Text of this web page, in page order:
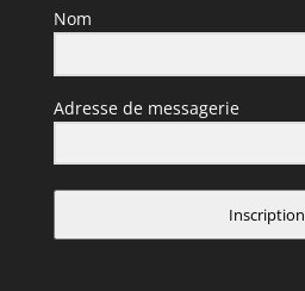
Nom
Adresse de messagerie
Inscription